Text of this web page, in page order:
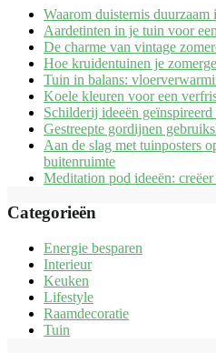
Waarom duisternis duurzaam
Aardetinten in je tuin voor
De charme van vintage
Hoe kruidentuinen je
Tuin in balans:
Koele kleuren voor een
Schilderij ideeën
Gestreepte gordijnen
Aan de slag met tuinposters
buitenruimte
Meditation pod ideeën:
Categorieën
Energie besparen
Interieur
Keuken
Lifestyle
Raamdecoratie
Tuin